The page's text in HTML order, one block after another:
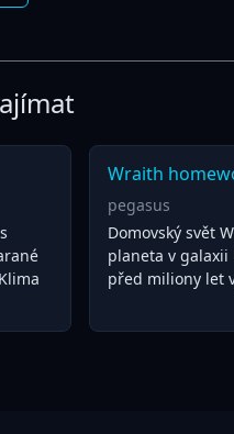
Wraith
pegasus
Domovský svět
planeta v galaxii
před miliony let